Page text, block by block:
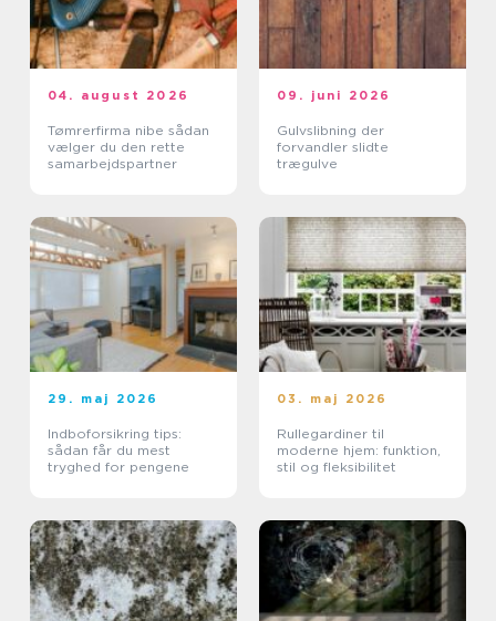
04. august 2026
Tømrerfirma nibe sådan
vælger du den rette
samarbejdspartner
09. juni 2026
Gulvslibning der
forvandler slidte
trægulve
29. maj 2026
Indboforsikring tips:
sådan får du mest
tryghed for pengene
03. maj 2026
Rullegardiner til
moderne hjem: funktion,
stil og fleksibilitet